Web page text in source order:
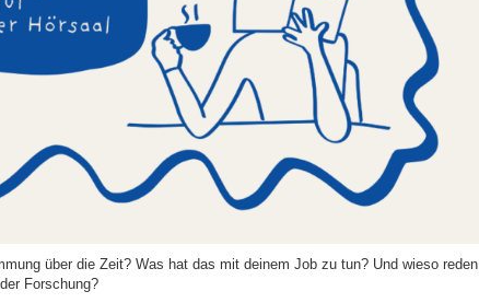
über die Zeit? Was hat das mit deinem Job zu tun? Und wieso reden
Forschung?